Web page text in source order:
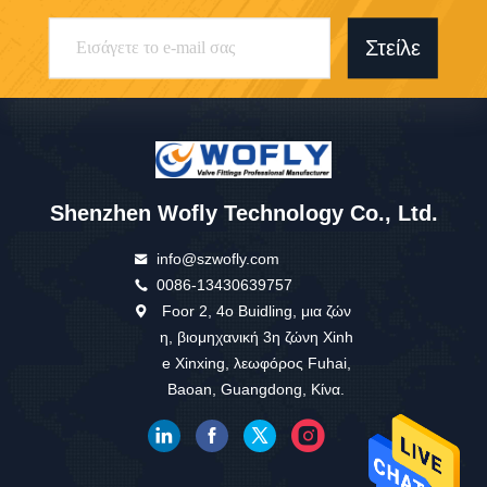
Στείλε
Shenzhen Wofly Technology Co., Ltd.
info@szwofly.com
0086-13430639757
Foor 2, 4ο Buidling, μια ζών
η, βιομηχανική 3η ζώνη Xinh
e Xinxing, λεωφόρος Fuhai,
Baoan, Guangdong, Κίνα.